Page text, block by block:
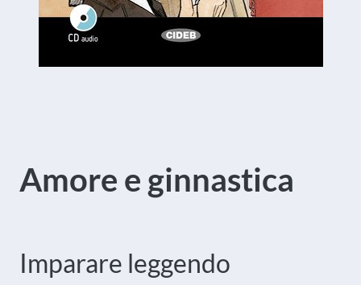
Amore e ginnastica
Imparare leggendo